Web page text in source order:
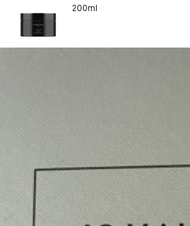
200ml